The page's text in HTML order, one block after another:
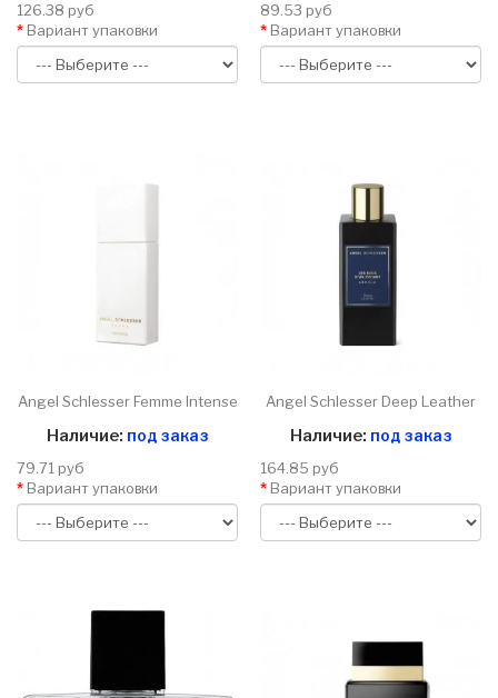
126.38 руб
Вариант упаковки
89.53 руб
Вариант упаковки
Angel Schlesser Femme Intense
Наличие: под заказ
79.71 руб
Вариант упаковки
Angel Schlesser Deep Leather
Наличие: под заказ
164.85 руб
Вариант упаковки